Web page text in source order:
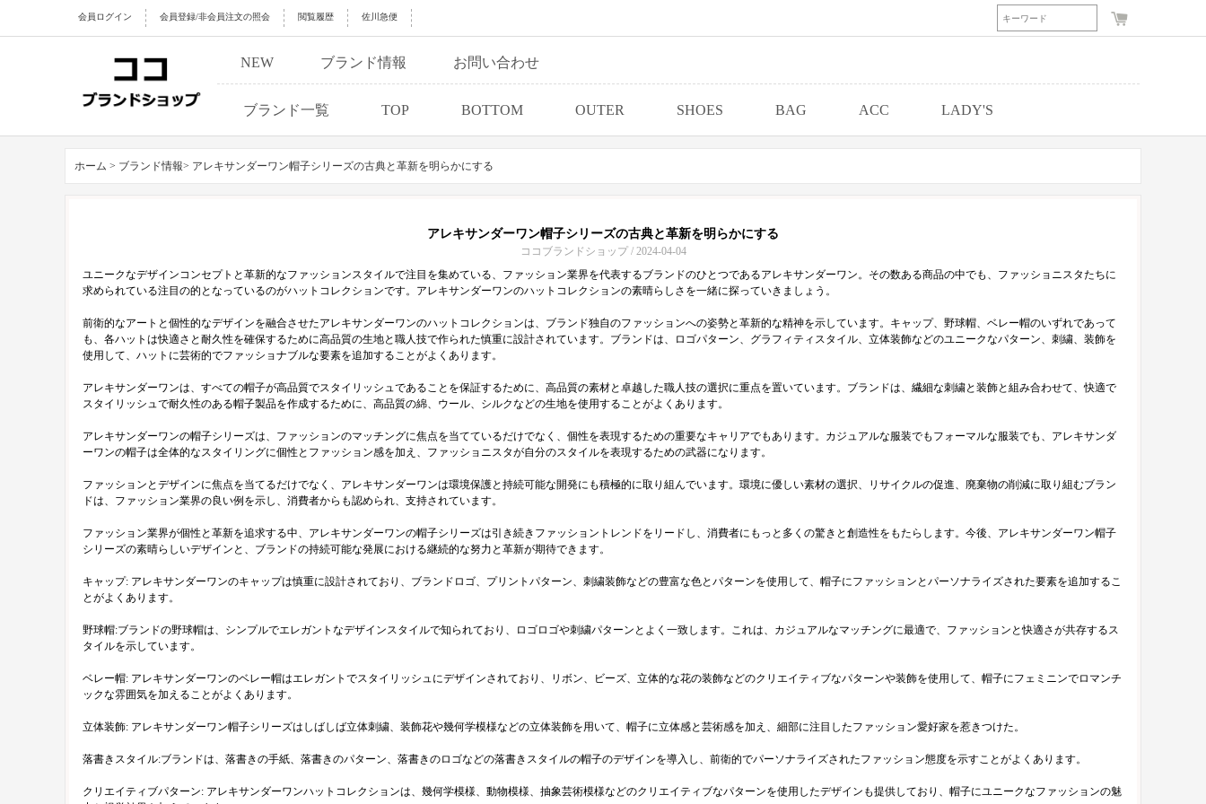
会員ログイン 会員登録/非会員注文の照会 閲覧履歴 佐川急便
NEW ブランド情報 お問い合わせ
ブランド一覧 TOP BOTTOM OUTER SHOES BAG ACC LADY'S
ホーム > ブランド情報> アレキサンダーワン帽子シリーズの古典と革新を明らかにする
アレキサンダーワン帽子シリーズの古典と革新を明らかにする
ココブランドショップ / 2024-04-04
ユニークなデザインコンセプトと革新的なファッションスタイルで注目を集めている、ファッション業界を代表するブランドのひとつであるアレキサンダーワン。その数ある商品の中でも、ファッショニスタたちに
求められている注目の的となっているのがハットコレクションです。アレキサンダーワンのハットコレクションの素晴らしさを一緒に探っていきましょう。
前衛的なアートと個性的なデザインを融合させたアレキサンダーワンのハットコレクションは、ブランド独自のファッションへの姿勢と革新的な精神を示しています。キャップ、野球帽、ベレー帽のいずれであって
も、各ハットは快適さと耐久性を確保するために高品質の生地と職人技で作られた慎重に設計されています。ブランドは、ロゴパターン、グラフィティスタイル、立体装飾などのユニークなパターン、刺繍、装飾を
使用して、ハットに芸術的でファッショナブルな要素を追加することがよくあります。
アレキサンダーワンは、すべての帽子が高品質でスタイリッシュであることを保証するために、高品質の素材と卓越した職人技の選択に重点を置いています。ブランドは、繊細な刺繍と装飾と組み合わせて、快適で
スタイリッシュで耐久性のある帽子製品を作成するために、高品質の綿、ウール、シルクなどの生地を使用することがよくあります。
アレキサンダーワンの帽子シリーズは、ファッションのマッチングに焦点を当てているだけでなく、個性を表現するための重要なキャリアでもあります。カジュアルな服装でもフォーマルな服装でも、アレキサンダ
ーワンの帽子は全体的なスタイリングに個性とファッション感を加え、ファッショニスタが自分のスタイルを表現するための武器になります。
ファッションとデザインに焦点を当てるだけでなく、アレキサンダーワンは環境保護と持続可能な開発にも積極的に取り組んでいます。環境に優しい素材の選択、リサイクルの促進、廃棄物の削減に取り組むブラン
ドは、ファッション業界の良い例を示し、消費者からも認められ、支持されています。
ファッション業界が個性と革新を追求する中、アレキサンダーワンの帽子シリーズは引き続きファッショントレンドをリードし、消費者にもっと多くの驚きと創造性をもたらします。今後、アレキサンダーワン帽子
シリーズの素晴らしいデザインと、ブランドの持続可能な発展における継続的な努力と革新が期待できます。
キャップ: アレキサンダーワンのキャップは慎重に設計されており、ブランドロゴ、プリントパターン、刺繍装飾などの豊富な色とパターンを使用して、帽子にファッションとパーソナライズされた要素を追加するこ
とがよくあります。
野球帽:ブランドの野球帽は、シンプルでエレガントなデザインスタイルで知られており、ロゴロゴや刺繍パターンとよく一致します。これは、カジュアルなマッチングに最適で、ファッションと快適さが共存するス
タイルを示しています。
ベレー帽: アレキサンダーワンのベレー帽はエレガントでスタイリッシュにデザインされており、リボン、ビーズ、立体的な花の装飾などのクリエイティブなパターンや装飾を使用して、帽子にフェミニンでロマンチ
ックな雰囲気を加えることがよくあります。
立体装飾: アレキサンダーワン帽子シリーズはしばしば立体刺繍、装飾花や幾何学模様などの立体装飾を用いて、帽子に立体感と芸術感を加え、細部に注目したファッション愛好家を惹きつけた。
落書きスタイル:ブランドは、落書きの手紙、落書きのパターン、落書きのロゴなどの落書きスタイルの帽子のデザインを導入し、前衛的でパーソナライズされたファッション態度を示すことがよくあります。
クリエイティブパターン: アレキサンダーワンハットコレクションは、幾何学模様、動物模様、抽象芸術模様などのクリエイティブなパターンを使用したデザインも提供しており、帽子にユニークなファッションの魅